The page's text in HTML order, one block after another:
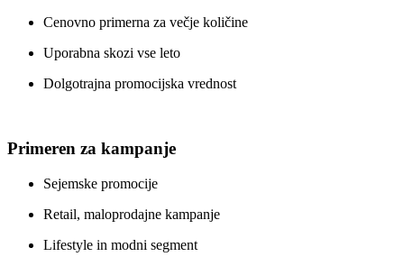
Cenovno primerna za večje količine
Uporabna skozi vse leto
Dolgotrajna promocijska vrednost
Primeren za kampanje
Sejemske promocije
Retail, maloprodajne kampanje
Lifestyle in modni segment